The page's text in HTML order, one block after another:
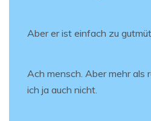
Aber er ist einfach zu
Ach mensch. Aber mehr als
ich ja auch nicht.